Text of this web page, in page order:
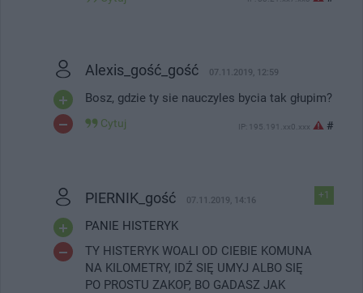
Alexis_gość_gość 07.11.2019, 12:59
Bosz, gdzie ty sie nauczyles bycia tak głupim?
Cytuj IP: 195.191.xx0.xxx #
+1
PIERNIK_gość 07.11.2019, 14:16
PANIE HISTERYK
TY HISTERYK WOALI OD CIEBIE KOMUNA
NA KILOMETRY, IDŹ SIĘ UMYJ ALBO SIĘ
PO PROSTU ZAKOP, BO GADASZ JAK